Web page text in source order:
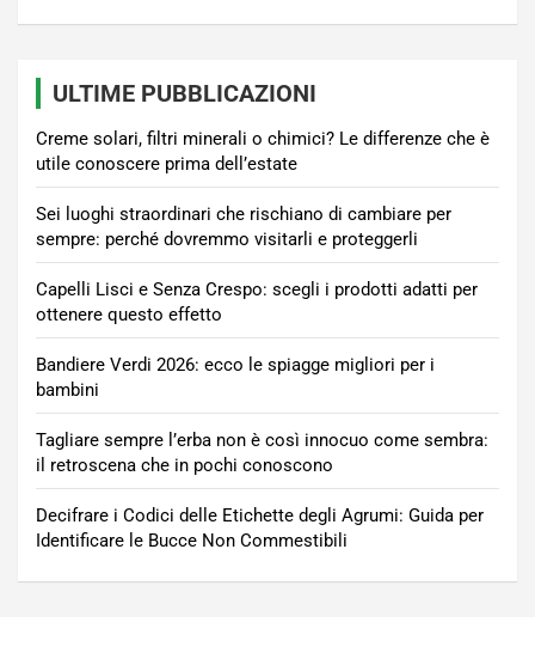
ULTIME PUBBLICAZIONI
Creme solari, filtri minerali o chimici? Le differenze che è
utile conoscere prima dell’estate
Sei luoghi straordinari che rischiano di cambiare per
sempre: perché dovremmo visitarli e proteggerli
Capelli Lisci e Senza Crespo: scegli i prodotti adatti per
ottenere questo effetto
Bandiere Verdi 2026: ecco le spiagge migliori per i
bambini
Tagliare sempre l’erba non è così innocuo come sembra:
il retroscena che in pochi conoscono
Decifrare i Codici delle Etichette degli Agrumi: Guida per
Identificare le Bucce Non Commestibili